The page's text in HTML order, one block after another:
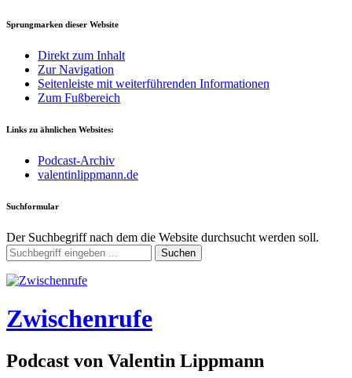
Sprungmarken dieser Website
Direkt zum Inhalt
Zur Navigation
Seitenleiste mit weiterführenden Informationen
Zum Fußbereich
Links zu ähnlichen Websites:
Podcast-Archiv
valentinlippmann.de
Suchformular
Der Suchbegriff nach dem die Website durchsucht werden soll.
Suchen
Zwischenrufe
Podcast von Valentin Lippmann